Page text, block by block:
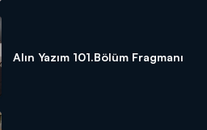
Alın Yazım 101.Bölüm Fragmanı